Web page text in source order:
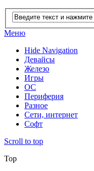
Меню
Hide Navigation
Девайсы
Железо
Игры
ОС
Периферия
Разное
Сети, интернет
Софт
Scroll to top
Top